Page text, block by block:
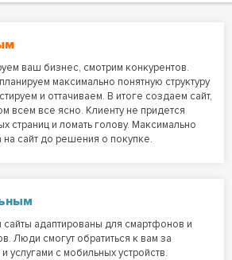
ваш бизнес, смотрим конкурентов.
максимально понятную структуру
и оттачиваем. В итоге создаем сайт,
всем все ясно. Клиенту не придется
страниц и ломать голову. Максимально
на сайт до решения о покупке.
адаптированы для смартфонов и
Люди смогут обратиться к вам за
услугами с мобильных устройств.